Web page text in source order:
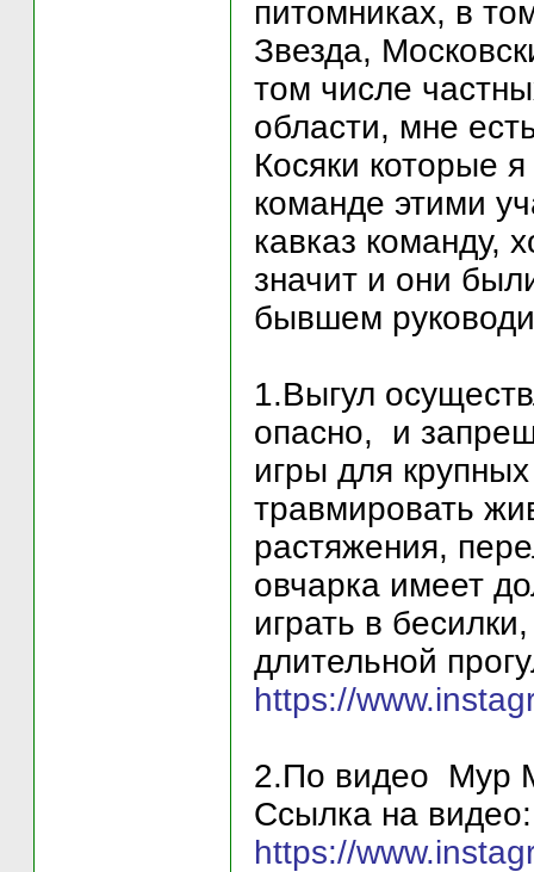
питомниках, в
Звезда,
том числе
области, мне
Косяки которые
команде этими
кавказ команду,
значит и они
бывшем
1.Выгул
опасно, и
игры для
травмировать
растяжения,
овчарка имеет
играть в
длительной
https://
2.По видео Мур
Ссылка на видео:
https://